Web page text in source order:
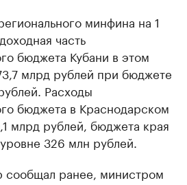
минфина на 1
часть
бюджета Кубани в этом
млрд рублей при бюджете
Расходы
бюджета в Краснодарском
млрд рублей, бюджета края
326 млн рублей.
сообщал ранее, министром